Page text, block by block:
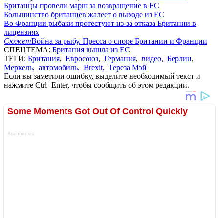
Британцы провели марш за возвращение в ЕС
Большинство британцев жалеет о выходе из ЕС
Во Франции рыбаки протестуют из-за отказа Британии в
лицензиях
СюжетВойна за рыбу. Пресса о споре Британии и Франции
СПЕЦТЕМА: Британия вышла из ЕС
ТЕГИ: Британия, Евросоюз, Германия, видео, Берлин,
Меркель, автомобиль, Brexit, Тереза Мэй
Если вы заметили ошибку, выделите необходимый текст и
нажмите Ctrl+Enter, чтобы сообщить об этом редакции.